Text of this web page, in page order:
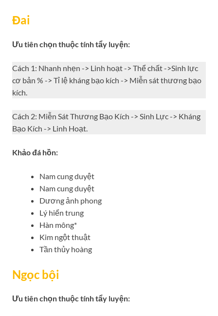
Đai
Ưu tiên chọn thuộc tính tẩy luyện:
Cách 1: Nhanh nhẹn -> Linh hoạt -> Thể chất ->Sinh lực
cơ bản % -> Tỉ lệ kháng bạo kích -> Miễn sát thương bạo
kích.
Cách 2: Miễn Sát Thương Bạo Kích -> Sinh Lực -> Kháng
Bạo Kích -> Linh Hoạt.
Khảo đá hồn:
Nam cung duyệt
Nam cung duyệt
Dương ảnh phong
Lý hiển trung
Hàn mông*
Kim ngột thuật
Tần thủy hoàng
Ngọc bội
Ưu tiên chọn thuộc tính tẩy luyện: